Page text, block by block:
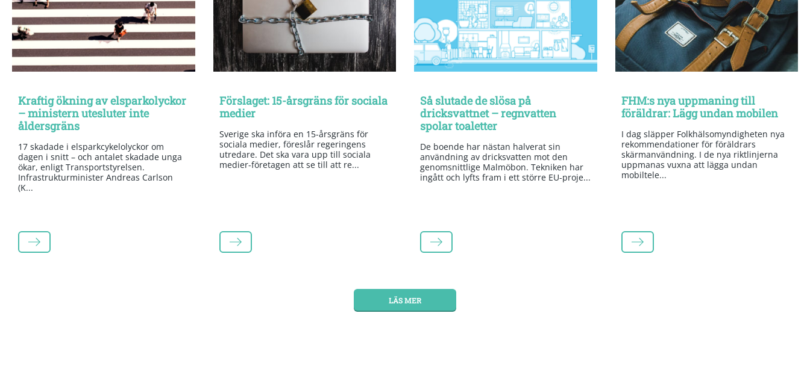
Kraftig ökning av elsparkolyckor
– ministern utesluter inte
åldersgräns
17 skadade i elsparkcykelolyckor om
dagen i snitt – och antalet skadade unga
ökar, enligt Transportstyrelsen.
Infrastrukturminister Andreas Carlson
(K...
LÄS MER
Förslaget: 15-årsgräns för sociala
medier
Sverige ska införa en 15-årsgräns för
sociala medier, föreslår regeringens
utredare. Det ska vara upp till sociala
medier-företagen att se till att re...
LÄS MER
Så slutade de slösa på
dricksvattnet – regnvatten
spolar toaletter
De boende har nästan halverat sin
användning av dricksvatten mot den
genomsnittlige Malmöbon. Tekniken har
ingått och lyfts fram i ett större EU-proje...
LÄS MER
FHM:s nya uppmaning till
föräldrar: Lägg undan mobilen
I dag släpper Folkhälsomyndigheten nya
rekommendationer för föräldrars
skärmanvändning. I de nya riktlinjerna
uppmanas vuxna att lägga undan
mobiltele...
LÄS MER
LÄS MER